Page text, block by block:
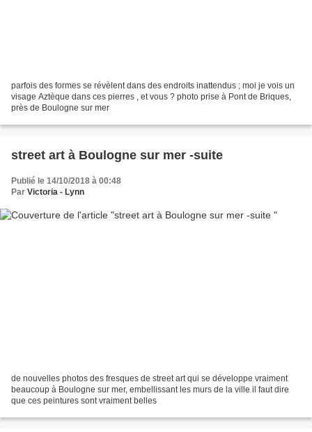
parfois des formes se révèlent dans des endroits inattendus ; moi je vois un
visage Aztèque dans ces pierres , et vous ? photo prise à Pont de Briques,
près de Boulogne sur mer
street art à Boulogne sur mer -suite
Publié le 14/10/2018 à 00:48
Par Victoria - Lynn
de nouvelles photos des fresques de street art qui se développe vraiment
beaucoup à Boulogne sur mer, embellissant les murs de la ville il faut dire
que ces peintures sont vraiment belles